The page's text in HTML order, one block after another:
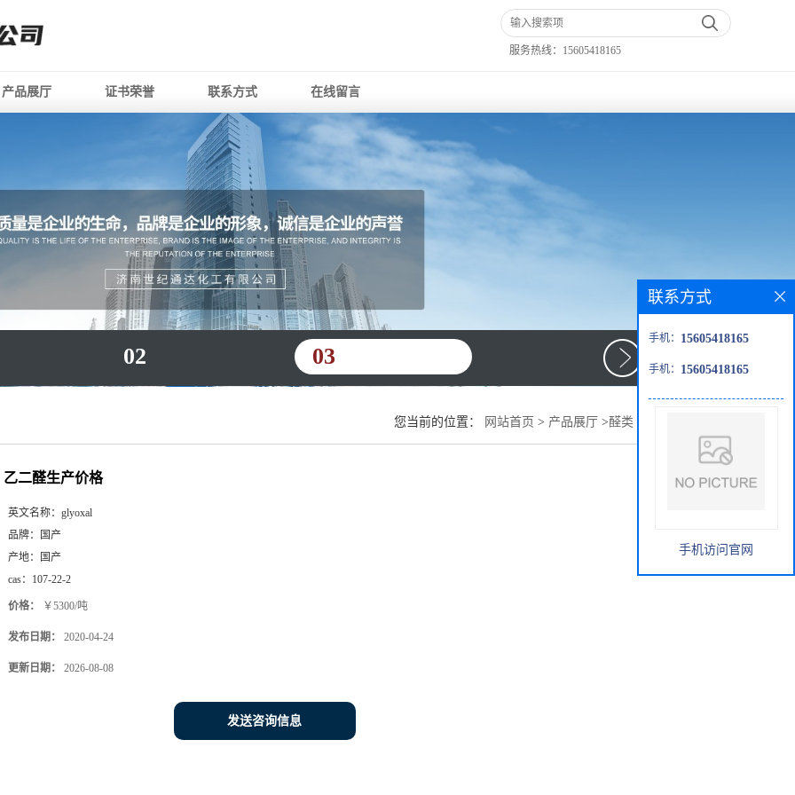
服务热线： 15605418165
产品展厅 证书荣誉 联系方式 在线留言
02 03
您当前的位置： 网站首页 > 产品展厅 >醛类
乙二醛生产价格
英文名称： glyoxal
品牌：
国产
产地：
国产
cas： 107-22-2
价格： ￥5300/吨
发布日期： 2020-04-24
更新日期： 2026-08-08
发送咨询信息
联系方式
手机： 15605418165
手机： 15605418165
手机访问官网